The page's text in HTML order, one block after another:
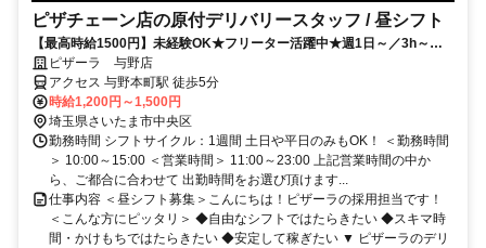
ピザチェーン店の原付デリバリースタッフ / 昼シフト
【最高時給1500円】未経験OK★フリーター活躍中★週1日～／3h～☆
＜フリーWi-Fi有＞
ピザーラ 与野店
アクセス 与野本町駅 徒歩5分
時給1,200円～1,500円
埼玉県さいたま市中央区
勤務時間 シフトサイクル：1週間 土日や平日のみもOK！ ＜勤務時間
＞ 10:00～15:00 ＜営業時間＞ 11:00～23:00 上記営業時間の中か
ら、ご都合に合わせて 出勤時間をお選び頂けます...
仕事内容 ＜昼シフト募集＞こんにちは！ピザーラの採用担当です！
＜こんな方にピッタリ＞ ◆自由なシフトではたらきたい ◆スキマ時
間・かけもちではたらきたい ◆安定して稼ぎたい ▼ ピザーラのデリ